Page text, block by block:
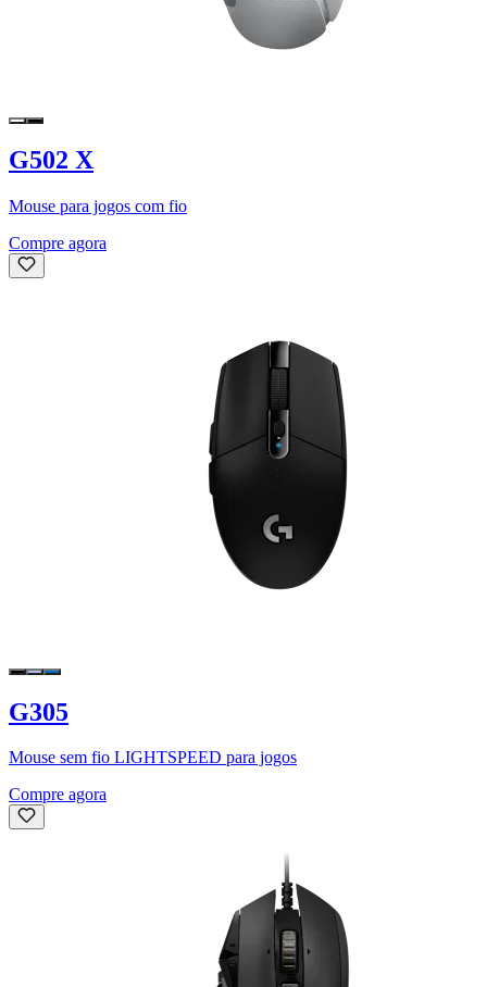
G502 X
Mouse para jogos com fio
Compre agora
G305
Mouse sem fio LIGHTSPEED para jogos
Compre agora